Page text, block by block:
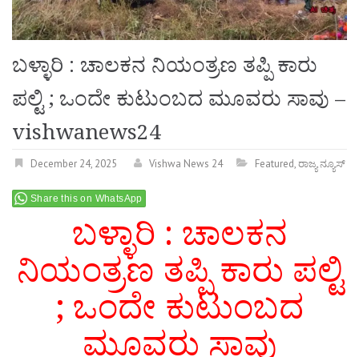
ಬಳ್ಳಾರಿ : ಚಾಲಕನ ನಿಯಂತ್ರಣ ತಪ್ಪಿ ಕಾರು
ಪಲ್ಟಿ ; ಒಂದೇ ಕುಟುಂಬದ ಮೂವರು ಸಾವು –
vishwanews24
December 24, 2025 Vishwa News 24 Featured,ರಾಜ್ಯ ನ್ಯೂಸ್
Share this on WhatsApp
ಬಳ್ಳಾರಿ : ಚಾಲಕನ
ನಿಯಂತ್ರಣ ತಪ್ಪಿ ಕಾರು ಪಲ್ಟಿ
; ಒಂದೇ ಕುಟುಂಬದ
ಮೂವರು ಸಾವು